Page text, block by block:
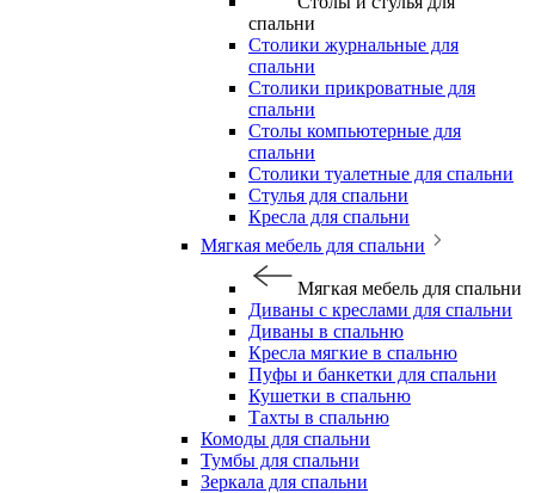
спальни
Столики журнальные для
спальни
Столики прикроватные для
спальни
Столы компьютерные для
спальни
Столики туалетные для спальни
Стулья для спальни
Кресла для спальни
Мягкая мебель для спальни
Мягкая мебель для спальни
Диваны с креслами для спальни
Диваны в спальню
Кресла мягкие в спальню
Пуфы и банкетки для спальни
Кушетки в спальню
Тахты в спальню
Комоды для спальни
Тумбы для спальни
Зеркала для спальни